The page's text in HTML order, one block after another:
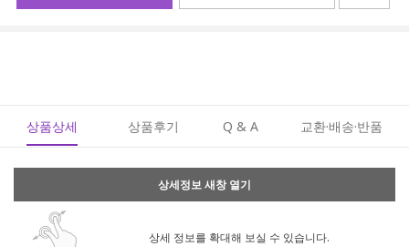
상품상세 상품후기 Q & A 교환·배송·반품
상세정보 새창 열기
상세 정보를 확대해 보실 수 있습니다.